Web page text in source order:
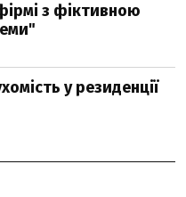
з фіктивною
у резиденції